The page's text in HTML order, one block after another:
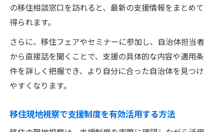
の移住相談窓口を訪れると、最新の支援情報をまとめて
得られます。
さらに、移住フェアやセミナーに参加し、自治体担当者
から直接話を聞くことで、支援の具体的な内容や適用条
件を詳しく把握でき、より自分に合った自治体を見つけ
やすくなります。
移住現地視察で支援制度を有効活用する方法